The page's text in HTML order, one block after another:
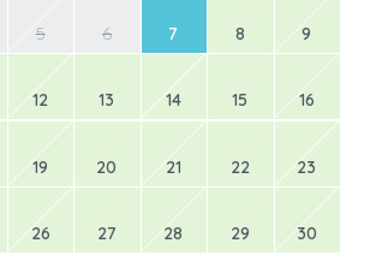
5 6 7 8 9
12 13 14 15 16
19 20 21 22 23
26 27 28 29 30